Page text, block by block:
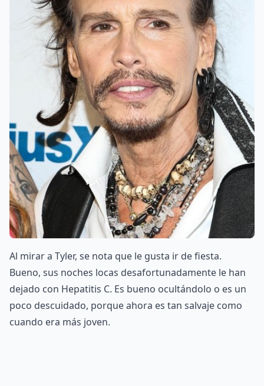
Al mirar a Tyler, se nota que le gusta ir de fiesta.
Bueno, sus noches locas desafortunadamente le han
dejado con Hepatitis C. Es bueno ocultándolo o es un
poco descuidado, porque ahora es tan salvaje como
cuando era más joven.